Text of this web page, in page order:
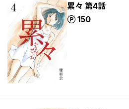
累々 第4話
150
ポイント